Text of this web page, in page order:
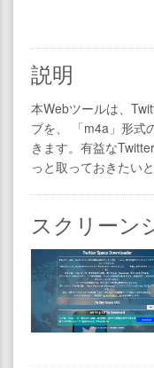
説明
本Webツールは、
ブを、 「m4a」形式
きます。有益な
っと取っておきたい
スクリーン